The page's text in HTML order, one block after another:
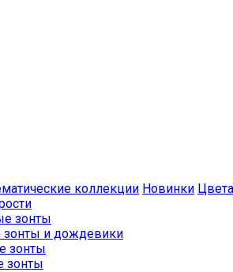
коллекции Новинки Цвета
зонты
зонты и дождевики
зонты
зонты